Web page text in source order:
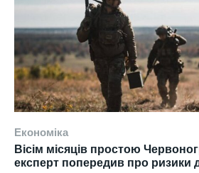
Економіка
Вісім місяців простою
експерт попередив про ризики